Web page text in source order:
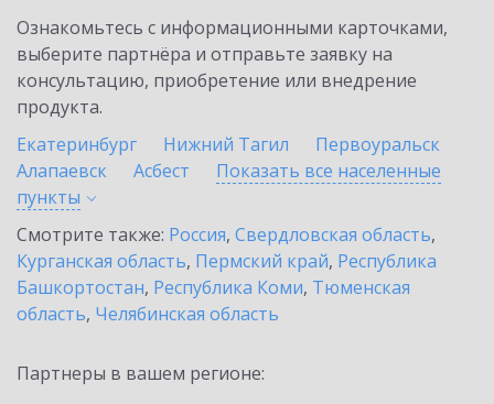
Ознакомьтесь с информационными карточками,
выберите партнёра и отправьте заявку на
консультацию, приобретение или внедрение
продукта.
Екатеринбург
Нижний Тагил
Первоуральск
Алапаевск
Асбест
Показать все населенные
пункты
Смотрите также: Россия, Свердловская область,
Курганская область, Пермский край, Республика
Башкортостан, Республика Коми, Тюменская
область, Челябинская область
Партнеры в вашем регионе: